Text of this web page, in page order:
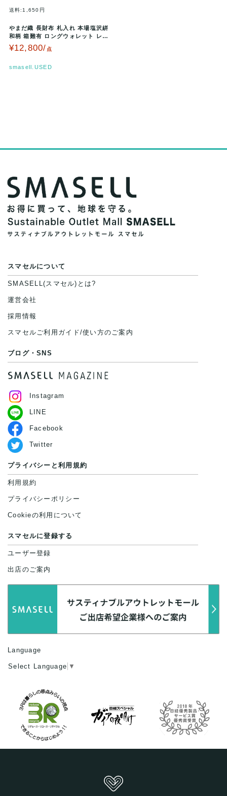
送料:1,650円
やまだ織 長財布 札入れ 本場塩沢絣
和柄 箱難有 ロングウォレット レデ
ィース ネイビー YAMA…
¥12,800/ 点
smasell.USED
スマセルについて
SMASELL(スマセル)とは?
運営会社
採用情報
スマセルご利用ガイド/使い方のご案内
ブログ・SNS
Instagram
LINE
Facebook
Twitter
プライバシーと利用規約
利用規約
プライバシーポリシー
Cookieの利用について
スマセルに登録する
ユーザー登録
出店のご案内
Language
Select Language ▼